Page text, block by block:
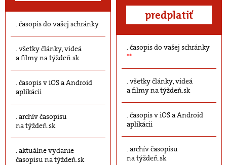
časopis do vašej schránky
všetky články, videá
a filmy na týždeň.sk
časopis v iOS a Android
aplikácii
archív časopisu
na týždeň.sk
aktuálne vydanie
časopisu na týždeň.sk
predplatiť
časopis do vašej schránky
**
všetky články, videá
a filmy na týždeň.sk
časopis v iOS a Android
aplikácii
archív časopisu
na týždeň.sk